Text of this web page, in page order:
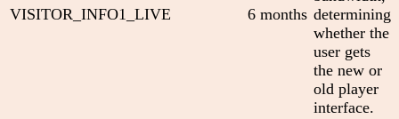
VISITOR_INFO1_LIVE 6 months determining
whether the
user gets
the new or
old player
interface.